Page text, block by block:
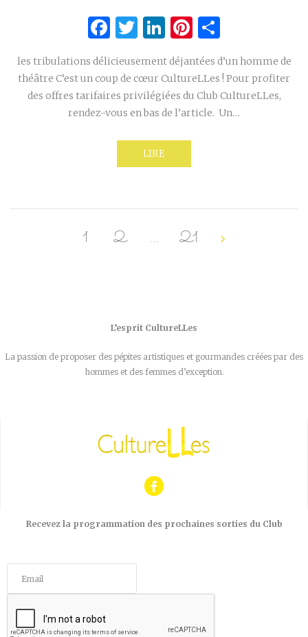
Facebook
Twitter
LinkedIn
Pinterest
les tribulations délicieusement déjantées d’un homme de
théâtre C’est un coup de cœur CultureLLes ! Pour profiter
des offres tarifaires privilégiées du Club CultureLLes,
rendez-vous en bas de l’article. Un…
LIRE
1 2 … 21
L’esprit CultureLLes
La passion de proposer des pépites artistiques et gourmandes créées par des
hommes et des femmes d’exception.
Recevez la programmation des prochaines sorties du Club